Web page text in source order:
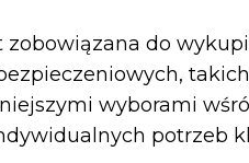
do
wyborami
potrzeb